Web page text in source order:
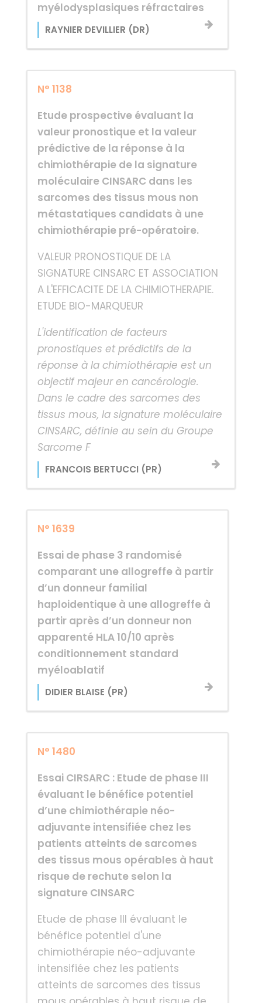
myélodysplasiques réfractaires
RAYNIER DEVILLIER (DR)
N° 1138
Etude prospective évaluant la
valeur pronostique et la valeur
prédictive de la réponse à la
chimiothérapie de la signature
moléculaire CINSARC dans les
sarcomes des tissus mous non
métastatiques candidats à une
chimiothérapie pré-opératoire.
VALEUR PRONOSTIQUE DE LA
SIGNATURE CINSARC ET ASSOCIATION
A L'EFFICACITE DE LA CHIMIOTHERAPIE.
ETUDE BIO-MARQUEUR
L'identification de facteurs
pronostiques et prédictifs de la
réponse à la chimiothérapie est un
objectif majeur en cancérologie.
Dans le cadre des sarcomes des
tissus mous, la signature moléculaire
CINSARC, définie au sein du Groupe
Sarcome F
FRANCOIS BERTUCCI (PR)
N° 1639
Essai de phase 3 randomisé
comparant une allogreffe à partir
d’un donneur familial
haploidentique à une allogreffe à
partir après d’un donneur non
apparenté HLA 10/10 après
conditionnement standard
myéloablatif
DIDIER BLAISE (PR)
N° 1480
Essai CIRSARC : Etude de phase III
évaluant le bénéfice potentiel
d’une chimiothérapie néo-
adjuvante intensifiée chez les
patients atteints de sarcomes
des tissus mous opérables à haut
risque de rechute selon la
signature CINSARC
Etude de phase III évaluant le
bénéfice potentiel d'une
chimiothérapie néo-adjuvante
intensifiée chez les patients
atteints de sarcomes des tissus